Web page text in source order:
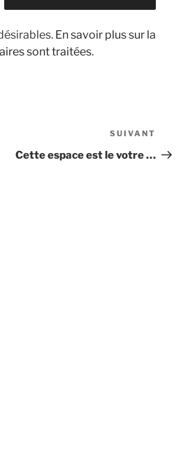
En savoir plus sur la
sont traitées.
SUIVANT
Cette espace est le votre …